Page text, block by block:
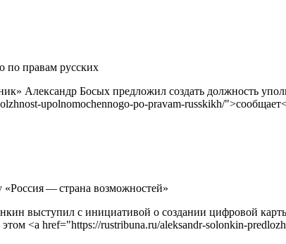
по правам русских
Александр Босых предложил создать должность
upolnomochennogo-po-pravam-russkikh/
— страна возможностей»
выступил с инициативой о создании цифровой
<a href="https://rustribuna.ru/aleksandr-solonkin-